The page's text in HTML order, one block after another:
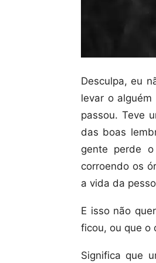
Desculpa, eu
levar o
passou. Teve
das boas
gente perde
corroendo os
a vida da
E isso não
ficou, ou que o
Significa que